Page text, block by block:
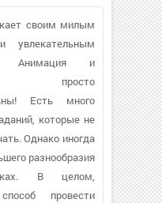
своим милым
увлекательным
Анимация и
просто
Есть много
которые не
Однако иногда
разнообразия
В целом,
провести